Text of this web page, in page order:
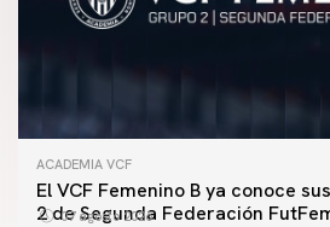
ACADEMIA VCF
El VCF Femenino B ya conoce
2 de Segunda Federación
07 agosto 2026
PRIMER EQUIPO
ENTRENAMIENTO DEL